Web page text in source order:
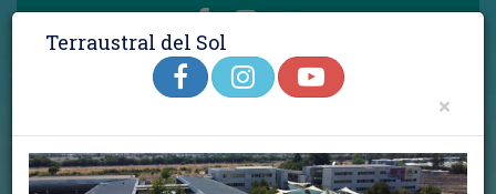
Admisión 2027 | Notasnet | Aula Virtual
Intranet Funcionarios | Trabaja con Nosotros
Terraustral del Sol
×